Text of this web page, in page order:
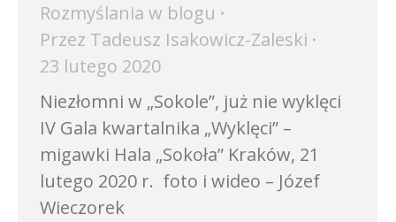
Rozmyślania w blogu
Przez Tadeusz Isakowicz-Zaleski
23 lutego 2020
Niezłomni w „Sokole”, już nie wyklęci
IV Gala kwartalnika „Wyklęci” –
migawki Hala „Sokoła” Kraków, 21
lutego 2020 r. foto i wideo – Józef
Wieczorek